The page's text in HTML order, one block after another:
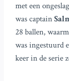
met een
was captain
28 ballen,
was ingestuurd
keer in de serie